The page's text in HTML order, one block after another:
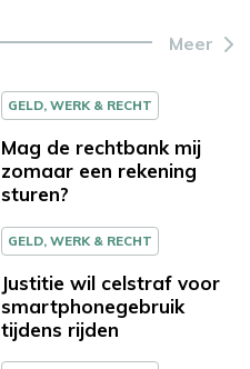
Meer
GELD, WERK & RECHT
Mag de rechtbank mij
zomaar een rekening
sturen?
GELD, WERK & RECHT
Justitie wil celstraf voor
smartphonegebruik
tijdens rijden